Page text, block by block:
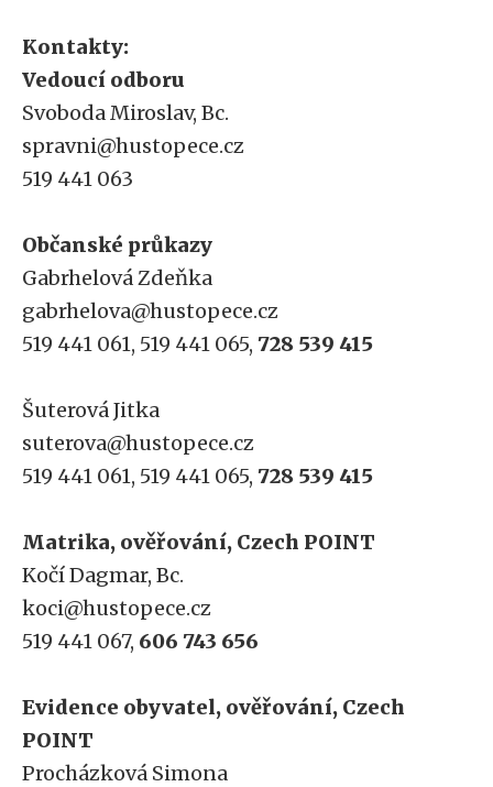
Kontakty:
Vedoucí odboru
Svoboda Miroslav, Bc.
spravni@hustopece.cz
519 441 063
Občanské průkazy
Gabrhelová Zdeňka
gabrhelova@hustopece.cz
519 441 061, 519 441 065, 728 539 415
Šuterová Jitka
suterova@hustopece.cz
519 441 061, 519 441 065, 728 539 415
Matrika, ověřování, Czech POINT
Kočí Dagmar, Bc.
koci@hustopece.cz
519 441 067, 606 743 656
Evidence obyvatel, ověřování, Czech
POINT
Procházková Simona